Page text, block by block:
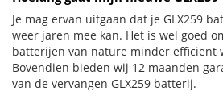
Je mag ervan uitgaan dat je GLX259
weer jaren mee kan. Het is wel goed
batterijen van nature minder efficiënt
Bovendien bieden wij 12 maanden
van de vervangen GLX259 batterij.